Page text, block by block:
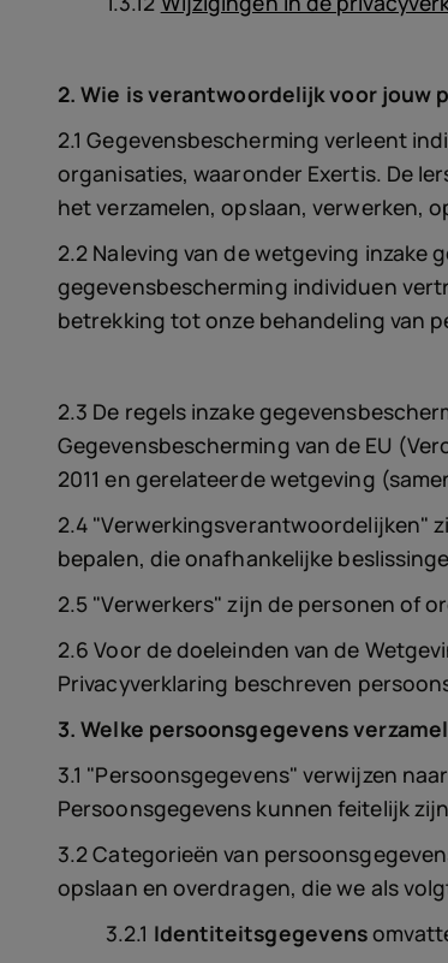
2. Wie is verantwoordelijk voor jouw
2.1 Gegevensbescherming verleent
organisaties, waaronder Exertis. De
het verzamelen, opslaan, verwerken,
2.2 Naleving van de wetgeving
gegevensbescherming individuen
betrekking tot onze behandeling van
2.3 De regels inzake
Gegevensbescherming van de EU
2011 en gerelateerde wetgeving
2.4 "Verwerkingsverantwoordelijken"
bepalen, die onafhankelijke
2.5 "Verwerkers" zijn de personen of
2.6 Voor de doeleinden van de
Privacyverklaring beschreven
3. Welke persoonsgegevens
3.1 "Persoonsgegevens" verwijzen
Persoonsgegevens kunnen feitelijk
3.2 Categorieën van
opslaan en overdragen, die we als
3.2.1 Identiteitsgegevens